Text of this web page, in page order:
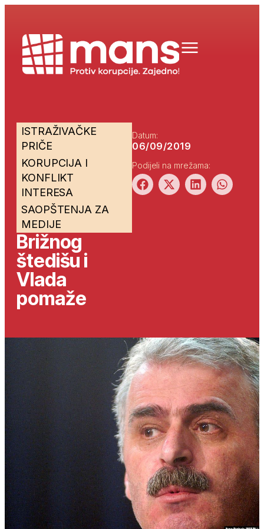
ISTRAŽIVAČKE
PRIČE
KORUPCIJA I
KONFLIKT
INTERESA
SAOPŠTENJA ZA
MEDIJE
Brižnog
štedišu i
Vlada
pomaže
Datum:
06/09/2019
Podijeli na mrežama: